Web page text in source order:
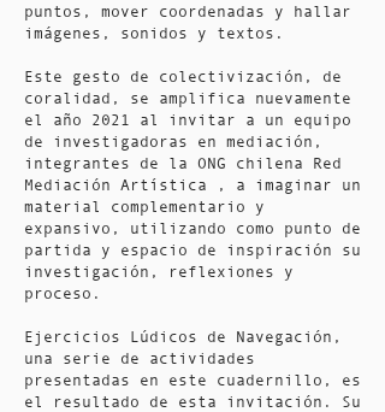
puntos, mover coordenadas y hallar
imágenes, sonidos y textos.
Este gesto de colectivización, de
coralidad, se amplifica nuevamente
el año 2021 al invitar a un equipo
de investigadoras en mediación,
integrantes de la ONG chilena Red
Mediación Artística , a imaginar un
material complementario y
expansivo, utilizando como punto de
partida y espacio de inspiración su
investigación, reflexiones y
proceso.
Ejercicios Lúdicos de Navegación,
una serie de actividades
presentadas en este cuadernillo, es
el resultado de esta invitación. Su